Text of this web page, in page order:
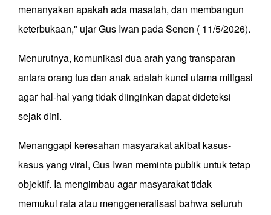
menanyakan apakah ada masalah, dan membangun
keterbukaan," ujar Gus Iwan pada Senen ( 11/5/2026).
Menurutnya, komunikasi dua arah yang transparan
antara orang tua dan anak adalah kunci utama mitigasi
agar hal-hal yang tidak diinginkan dapat dideteksi
sejak dini.
Menanggapi keresahan masyarakat akibat kasus-
kasus yang viral, Gus Iwan meminta publik untuk tetap
objektif. Ia mengimbau agar masyarakat tidak
memukul rata atau menggeneralisasi bahwa seluruh